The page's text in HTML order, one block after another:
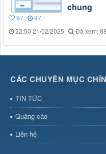
chung
97
97
22:50 21/02/2025
Đã xem:
CÁC CHUYÊN MỤC
TIN TỨC
Quảng cáo
Liên hệ